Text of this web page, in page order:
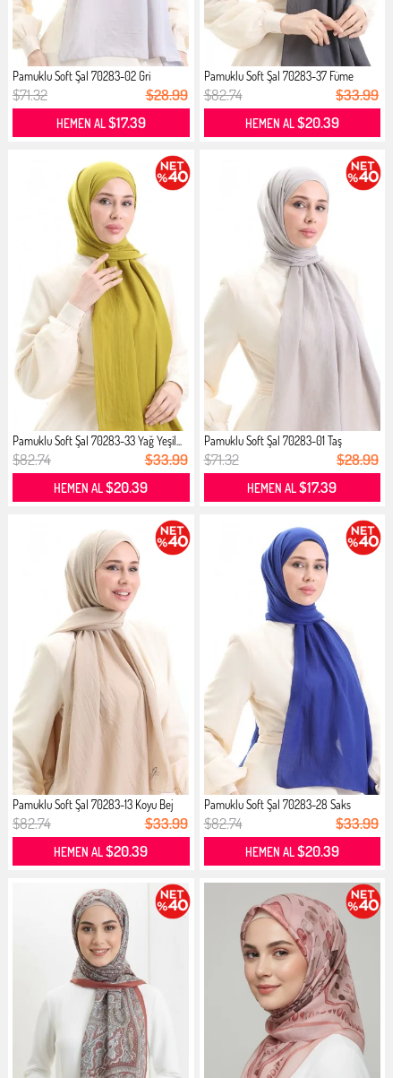
Pamuklu Soft Şal 70283-02 Gri
$71.32 $28.99
HEMEN AL$17.39
Pamuklu Soft Şal 70283-37 Füme
$82.74 $33.99
HEMEN AL$20.39
Pamuklu Soft Şal 70283-33 Yağ Yeşil...
$82.74 $33.99
HEMEN AL$20.39
Pamuklu Soft Şal 70283-01 Taş
$71.32 $28.99
HEMEN AL$17.39
Pamuklu Soft Şal 70283-13 Koyu Bej
$82.74 $33.99
HEMEN AL$20.39
Pamuklu Soft Şal 70283-28 Saks
$82.74 $33.99
HEMEN AL$20.39